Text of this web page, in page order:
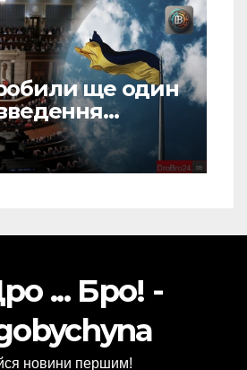
ще один
санкцій”
... Бро! -
новини першим!